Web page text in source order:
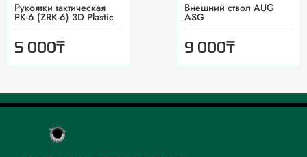
Рукоятки тактическая
РК-6 (ZRK-6) 3D Plastic
5 000₸
Внешний ствол AUG
ASG
9 000₸